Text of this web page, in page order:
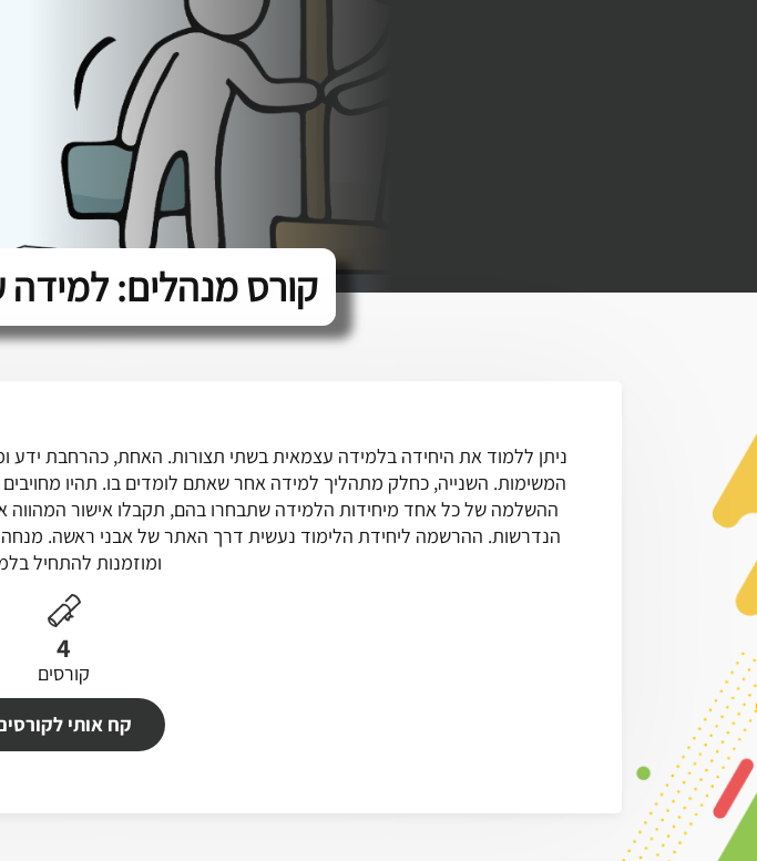
קורס מנהלים: למידה
ניתן ללמוד את היחידה בלמידה עצמאית בשתי תצורות. האחת, כהרחבת ידע
המשימות. השנייה, כחלק מתהליך למידה אחר שאתם לומדים בו. תהיו
ההשלמה של כל אחד מיחידות הלמידה שתבחרו בהם, תקבלו אישור המהווה
הנדרשות. ההרשמה ליחידת הלימוד נעשית דרך האתר של אבני ראשה. מנחה
ומוזמנות להתחיל
4
קורסים
קח אותי